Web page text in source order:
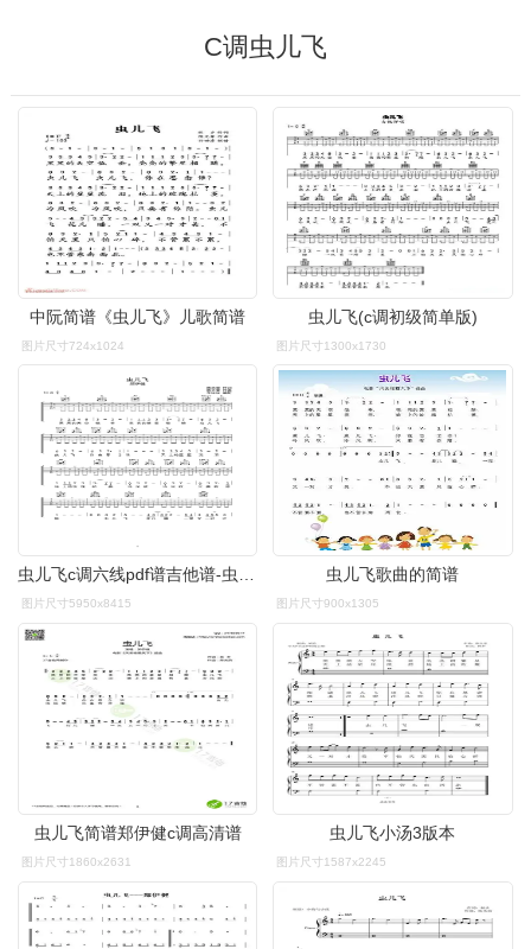
C调虫儿飞
中阮简谱《虫儿飞》儿歌简谱
图片尺寸724x1024
虫儿飞(c调初级简单版)
图片尺寸1300x1730
虫儿飞c调六线pdf谱吉他谱-虫虫吉他谱免费下载
图片尺寸5950x8415
虫儿飞歌曲的简谱
图片尺寸900x1305
虫儿飞简谱郑伊健c调高清谱
图片尺寸1860x2631
虫儿飞小汤3版本
图片尺寸1587x2245